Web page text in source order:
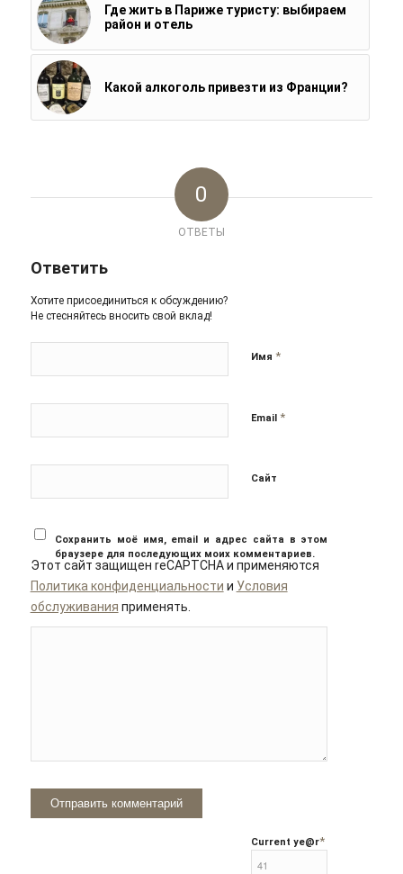
Где жить в Париже туристу: выбираем
район и отель
Какой алкоголь привезти из Франции?
0
ОТВЕТЫ
Ответить
Хотите присоединиться к обсуждению?
Не стесняйтесь вносить свой вклад!
Имя *
Email *
Сайт
Сохранить моё имя, email и адрес сайта в этом
браузере для последующих моих комментариев.
Этот сайт защищен reCAPTCHA и применяются
Политика конфиденциальности и Условия
обслуживания применять.
Current ye@r*